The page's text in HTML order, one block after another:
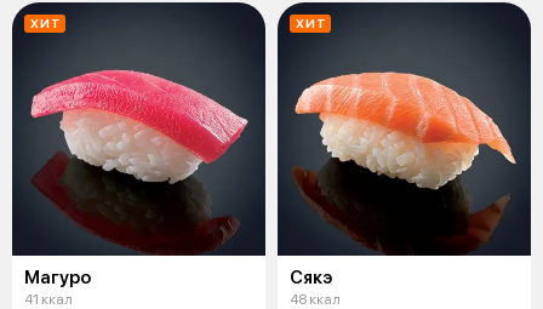
ХИТ
Магуро
41 ккал
ХИТ
Сякэ
48 ккал